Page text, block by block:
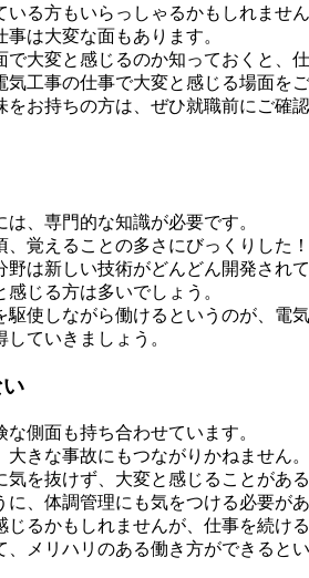
る方もいらっしゃるかもしれません
は大変な面もあります。
大変と感じるのか知っておくと、
工事の仕事で大変と感じる場面を
お持ちの方は、ぜひ就職前にご確認
、専門的な知識が必要です。
覚えることの多さにびっくりした
野は新しい技術がどんどん開発され
じる方は多いでしょう。
駆使しながら働けるというのが、電
ていきましょう。
側面も持ち合わせています。
きな事故にもつながりかねません。
を抜けず、大変と感じることがある
、体調管理にも気をつける必要があ
じるかもしれませんが、仕事を続け
メリハリのある働き方ができると